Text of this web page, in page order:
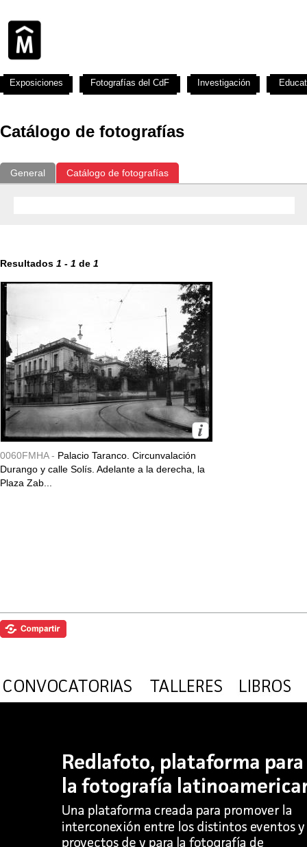
Catálogo de fotografías
General Catálogo de fotografías
Resultados 1 - 1 de 1
0060FMHA - Palacio Taranco. Circunvalación
Durango y calle Solís. Adelante a la derecha, la
Plaza Zab...
Exposiciones Fotografías del CdF Investigación